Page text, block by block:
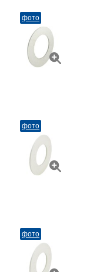
фото
фото
фото